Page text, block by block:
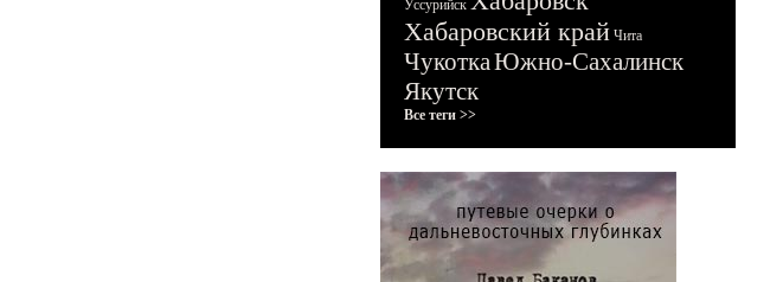
Уссурийск
Хабаровский край Чита
ЧукоткаЮжно-Сахалинск
Якутск
Все теги >>